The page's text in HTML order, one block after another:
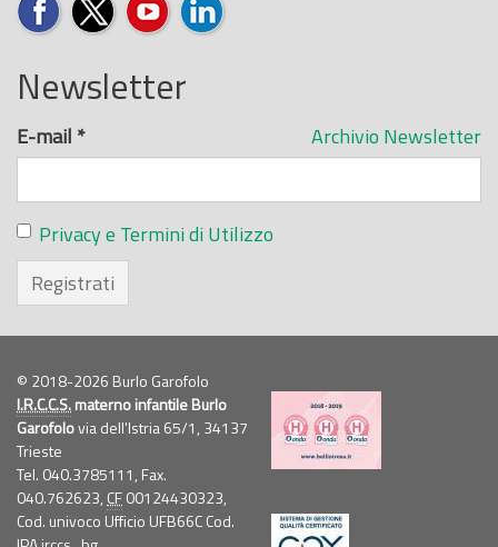
Newsletter
Archivio Newsletter
E-mail *
Privacy e Termini di Utilizzo
Registrati
© 2018-2026 Burlo Garofolo
I.R.C.C.S.materno infantile Burlo
Garofolovia dell'Istria 65/1, 34137
Trieste
Tel. 040.3785111, Fax.
040.762623, CF00124430323,
Cod. univoco Ufficio UFB66C Cod.